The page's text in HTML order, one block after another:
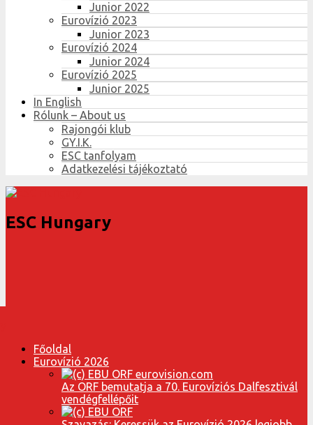
Junior 2022
Eurovízió 2023
Junior 2023
Eurovízió 2024
Junior 2024
Eurovízió 2025
Junior 2025
In English
Rólunk – About us
Rajongói klub
GY.I.K.
ESC tanfolyam
Adatkezelési tájékoztató
ESC Hungary
Főoldal
Eurovízió 2026
Az ORF bemutatja a 70. Eurovíziós Dalfesztivál
vendégfellépőit